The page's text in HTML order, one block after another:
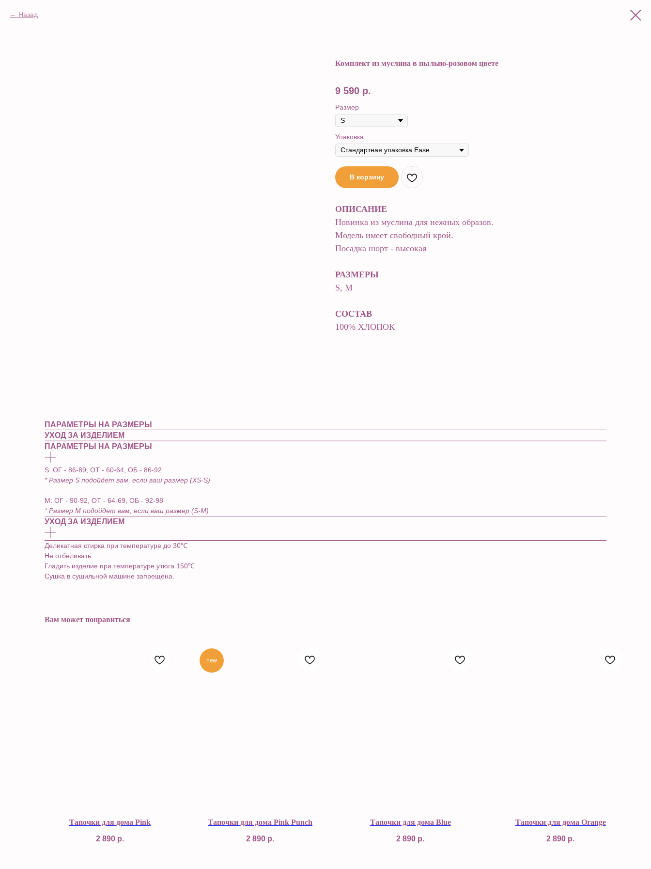
Назад
Комплект из муслина в пыльно-розовом цвете
9 590 р.
Размер
Упаковка
В корзину
ОПИСАНИЕ
Новинка из муслина для нежных образов.
Модель имеет свободный крой.
Посадка шорт - высокая
РАЗМЕРЫ
S, M
СОСТАВ
100% ХЛОПОК
ПАРАМЕТРЫ НА РАЗМЕРЫ
УХОД ЗА ИЗДЕЛИЕМ
ПАРАМЕТРЫ НА РАЗМЕРЫ
S: ОГ - 86-89, ОТ - 60-64, ОБ - 86-92
* Размер S подойдет вам, если ваш размер (XS-S)
М: ОГ - 90-92, ОТ - 64-69, ОБ - 92-98
* Размер М подойдет вам, если ваш размер (S-M)
УХОД ЗА ИЗДЕЛИЕМ
Деликатная стирка при температуре до 30℃
Не отбеливать
Гладить изделие при температуре утюга 150℃
Сушка в сушильной машине запрещена.
Вам может понравиться
Тапочки для дома Pink
2 890 р.
new
Тапочки для дома Pink Punch
2 890 р.
Тапочки для дома Blue
2 890 р.
Тапочки для дома Orange
2 890 р.